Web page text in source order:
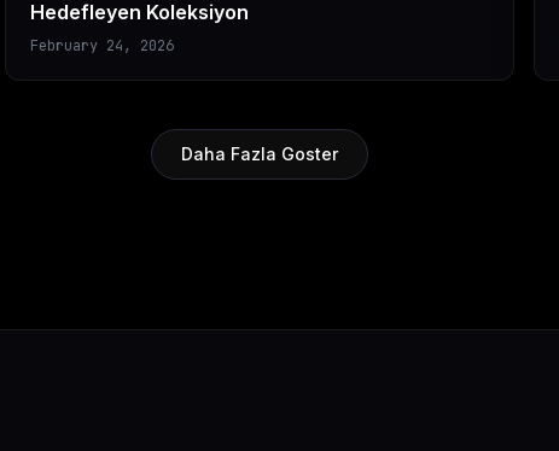
Hedefleyen Koleksiyon
February 24, 2026
Daha Fazla Goster